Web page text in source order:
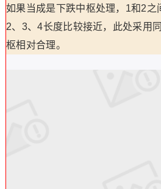
如果当成是下跌中枢处理，1和2之
2、3、4长度比较接近，此处采用
枢相对合理。